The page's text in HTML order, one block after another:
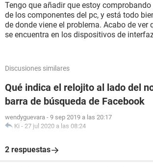
Tengo que añadir que estoy
de los componentes del pc, y está todo
de donde viene el problema. Acabo de ver
se encuentra en los dispositivos de
Discusiones similares
Qué indica el relojito al lado del
barra de búsqueda de Facebook
wendyguevara - 9 sep 2019 a las 20:17
Ki - 27 jul 2020 a las 08:24
2 respuestas